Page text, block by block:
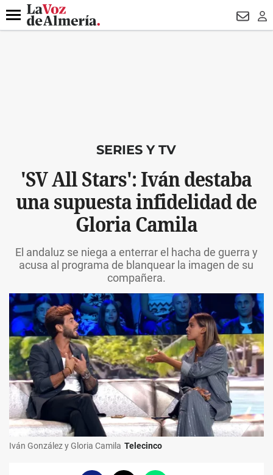
DESTACADO
Menú
SERIES Y TV
'SV All Stars': Iván destaba
una supuesta infidelidad de
Gloria Camila
El andaluz se niega a enterrar el hacha de guerra y
acusa al programa de blanquear la imagen de su
compañera.
Iván González y Gloria Camila Telecinco